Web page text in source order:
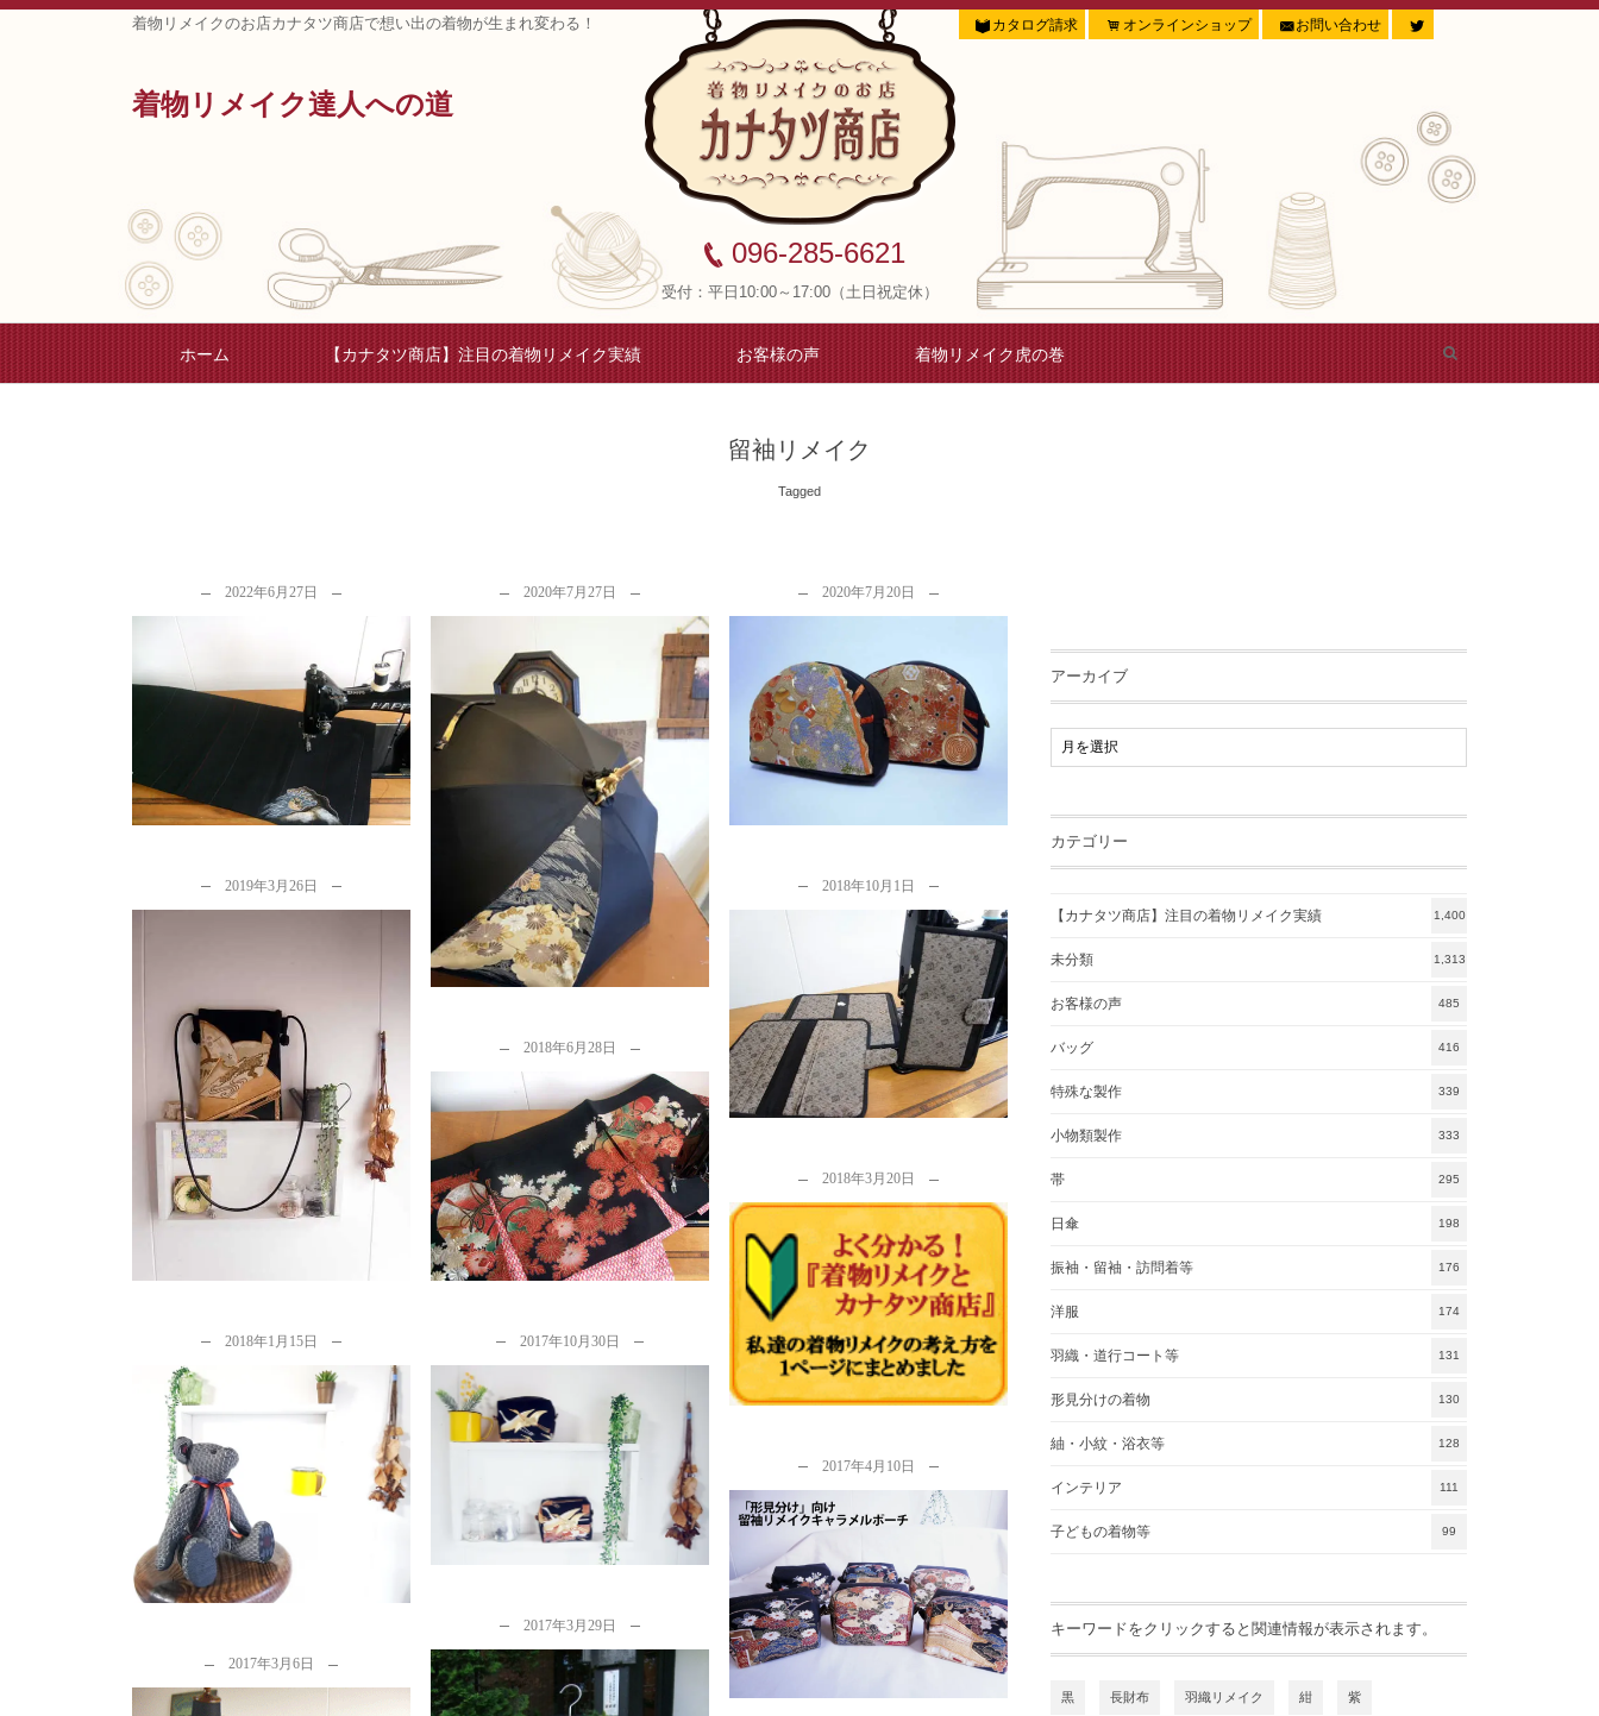
着物リメイクのお店カナタツ商店で想い出の着物が生まれ変わる！
着物リメイク達人への道
カタログ請求 オンラインショップ お問い合わせ
096-285-6621
受付：平日10:00～17:00（土日祝定休）
ホーム 【カナタツ商店】注目の着物リメイク実績 お客様の声 着物リメイク虎の巻
留袖リメイク
Tagged
2022年6月27日
留袖リメイクボレロから「着物
を活かす」リメイクを考察。
カナタツ商店
2020年7月27日
留袖リメイクで日傘を作る…２
本製作出来ます。
カナタツ商店
2020年7月20日
留袖リメイクの制作実例をご紹
介します。
byカナタツ商店
2019年3月26日
留袖リメイク…裾の柄と家紋を
活かす使い方
byカナタツ商店
2018年10月1日
留袖をリメイクの方法とポイン
トに関して
byカナタツ商店
2018年6月28日
お店用に着物リメイク！留袖か
ら暖簾へリメイク＆子供用着物
からコースター
byカナタツ商店
2018年3月20日
カナタツ商店の着物リメイクの
スタイルが判ります！
2018年1月15日
カナタツ商店の着物リメイクの
ご感想メール３選
byカナタツ商店
2017年10月30日
『想像以上の仕上がりで、目を
見張りました。』…留袖リメイ
byカナタツ商店
2017年4月10日
本日断続的に停電中…着物リメ
イクに興味を持たれた方はお気
軽...
byカナタツ商店
2017年3月29日
2017年3月6日
アーカイブ
カテゴリー
【カナタツ商店】注目の着物リメイク実績 1,400
未分類 1,313
お客様の声 485
バッグ 416
特殊な製作 339
小物類製作 333
帯 295
日傘 198
振袖・留袖・訪問着等 176
洋服 174
羽織・道行コート等 131
形見分けの着物 130
紬・小紋・浴衣等 128
インテリア 111
子どもの着物等 99
キーワードをクリックすると関連情報が表示されます。
黒 長財布 羽織リメイク 紺 紫